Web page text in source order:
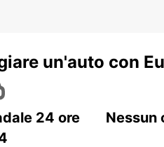
un'auto con
24 ore
Nessun